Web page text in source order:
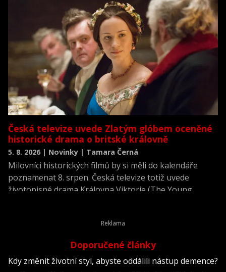
Česká televize uvede Zlatým glóbem oceněné
historické drama o britské královně
5. 8. 2026 | Novinky | Tamara Černá
Milovníci historických filmů by si měli do kalendáře
poznamenat 8. srpen. Česká televize totiž uvede
životopisné drama Královna Viktorie (The Young
Doporučené články
Kdy změnit životní styl, abyste oddálili nástup demence?